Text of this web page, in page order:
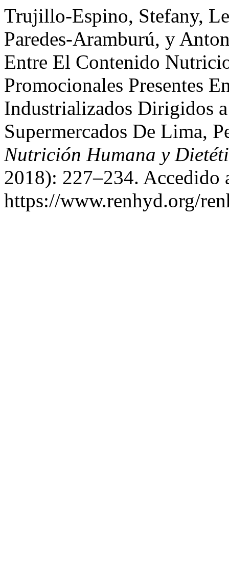
Trujillo-Espino, Stefany,
Paredes-Aramburú, y
Entre El Contenido
Promocionales Presentes
Industrializados Dirigidos
Supermercados De Lima,
Nutrición Humana y
2018): 227–234. Accedido
https://www.renhyd.org/